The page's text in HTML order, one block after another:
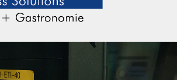
In diesem Bereich erwarten Sie
gesetzliche Anforderungen - also